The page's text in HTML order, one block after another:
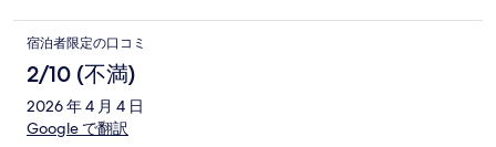
宿泊者限定の口コミ
2/10 (不満)
2026 年 4 月 4 日
Google で翻訳